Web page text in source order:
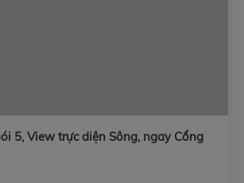
5, View trực diện Sông, ngay Cổng